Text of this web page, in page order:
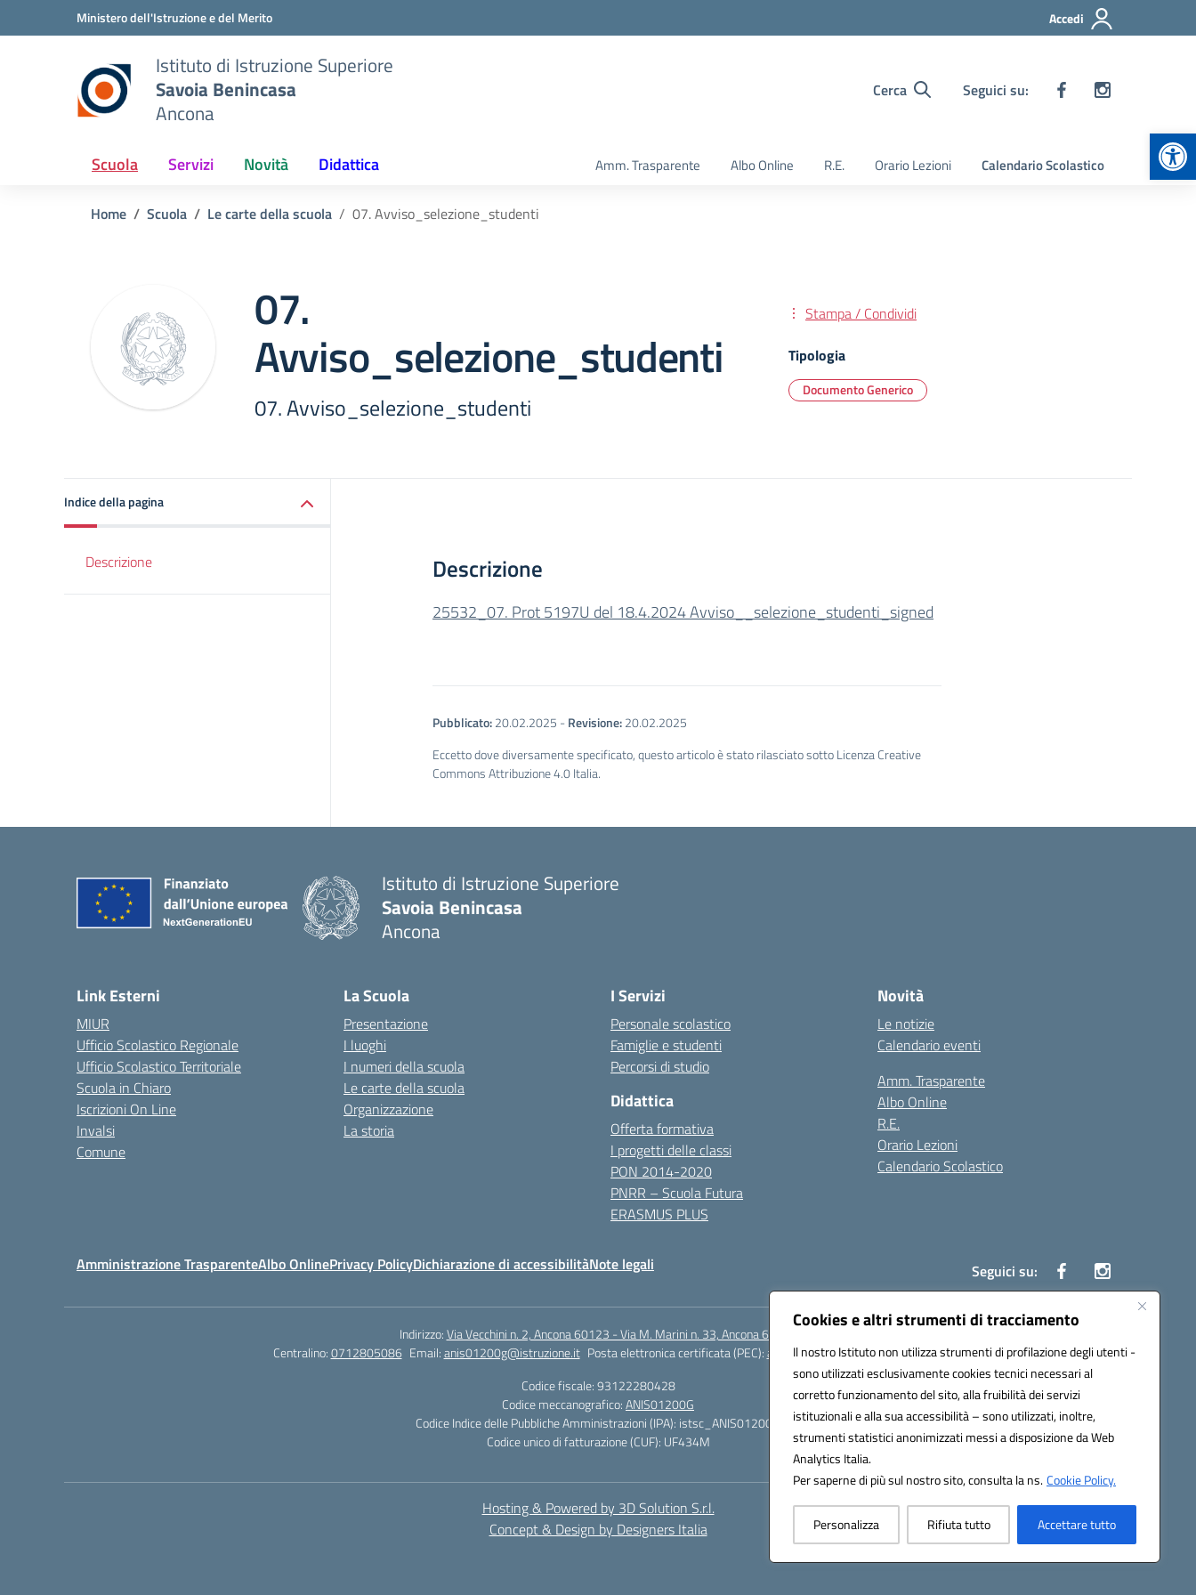
Cookies e altri strumenti di tracciamento
Il nostro Istituto non utilizza strumenti di profilazione degli utenti -
sono utilizzati esclusivamente cookies tecnici necessari al
corretto funzionamento del sito, alla fruibilità dei servizi
istituzionali e alla sua accessibilità – sono utilizzati, inoltre,
strumenti statistici anonimizzati messi a disposizione da Web
Analytics Italia.
Per saperne di più sul nostro sito, consulta la ns.Cookie Policy.
Personalizza Rifiuta tutto Accettare tutto
Vai ai contenuti
Vai al menu di navigazioneMinistero dell'Istruzione e del Merito Accedi
Istituto di Istruzione Superiore
Savoia Benincasa
Ancona
Cerca Seguici su:
Scuola Servizi Novità Didattica Amm. Trasparente Albo Online R.E. Orario Lezioni Calendario Scolastico
Home Scuola Le carte della scuola 07. Avviso_selezione_studenti
07.
Avviso_selezione_studenti
07. Avviso_selezione_studenti
Stampa / Condividi
Tipologia
Documento Generico
Indice della pagina
Descrizione Descrizione
25532_07. Prot 5197U del 18.4.2024 Avviso__selezione_studenti_signed
Pubblicato:20.02.2025 -Revisione:20.02.2025
Eccetto dove diversamente specificato, questo articolo è stato rilasciato sotto Licenza Creative
Commons Attribuzione 4.0 Italia.
Istituto di Istruzione Superiore
Savoia Benincasa
Ancona
Link Esterni
MIUR
Ufficio Scolastico Regionale
Ufficio Scolastico Territoriale
Scuola in Chiaro
Iscrizioni On Line
Invalsi
Comune
La Scuola
Presentazione
I luoghi
I numeri della scuola
Le carte della scuola
Organizzazione
La storia
I Servizi
Personale scolastico
Famiglie e studenti
Percorsi di studio
Didattica
Offerta formativa
I progetti delle classi
PON 2014-2020
PNRR – Scuola Futura
ERASMUS PLUS
Novità
Le notizie
Calendario eventi
Amm. Trasparente
Albo Online
R.E.
Orario Lezioni
Calendario Scolastico
Amministrazione TrasparenteAlbo OnlinePrivacy PolicyDichiarazione di accessibilitàNote legali Seguici su:
Indirizzo:Via Vecchini n. 2, Ancona 60123 - Via M. Marini n. 33, Ancona 60129
Centralino:0712805086 Email:anis01200g@istruzione.it Posta elettronica certificata (PEC):anis01200g@pec.istruzione.it
Codice fiscale: 93122280428
Codice meccanografico:ANIS01200G
Codice Indice delle Pubbliche Amministrazioni (IPA): istsc_ANIS01200G
Codice unico di fatturazione (CUF): UF434M
Hosting & Powered by 3D Solution S.r.l.
Concept & Design by Designers Italia